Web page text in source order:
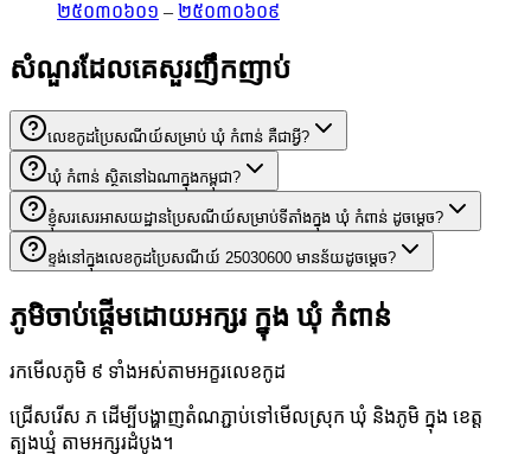
២៥០៣០៦០១ – ២៥០៣០៦០៩
សំណួរដែលគេសួរញឹកញាប់
លេខកូដប្រៃសណីយ៍សម្រាប់ ឃុំ កំពាន់ គឺជាអ្វី?
ឃុំ កំពាន់ ស្ថិតនៅឯណាក្នុងកម្ពុជា?
ខ្ញុំសរសេរអាសយដ្ឋានប្រៃសណីយ៍សម្រាប់ទីតាំងក្នុង ឃុំ កំពាន់ ដូចម្តេច?
ខ្ទង់នៅក្នុងលេខកូដប្រៃសណីយ៍ 25030600 មានន័យដូចម្តេច?
ភូមិចាប់ផ្តើមដោយអក្សរ ក្នុង ឃុំ កំពាន់
រកមើលភូមិ ៩ ទាំងអស់តាមអក្ខរលេខកូដ
ជ្រើសរើស ភ ដើម្បីបង្ហាញតំណភ្ជាប់ទៅមើលស្រុក ឃុំ និងភូមិ ក្នុង ខេត្ត
ត្បូងឃ្មុំ តាមអក្សរដំបូង។